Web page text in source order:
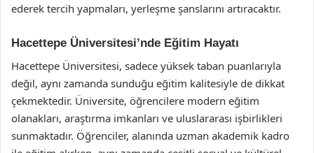
ederek tercih yapmaları, yerleşme şanslarını artıracaktır.
Hacettepe Üniversitesi’nde Eğitim Hayatı
Hacettepe Üniversitesi, sadece yüksek taban puanlarıyla
değil, aynı zamanda sunduğu eğitim kalitesiyle de dikkat
çekmektedir. Üniversite, öğrencilere modern eğitim
olanakları, araştırma imkanları ve uluslararası işbirlikleri
sunmaktadır. Öğrenciler, alanında uzman akademik kadro